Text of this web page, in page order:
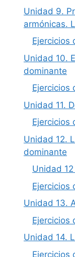
Unidad 9.
armónicas.
Ejercicios
Unidad 10.
dominante
Ejercicios
Unidad 11.
Ejercicios
Unidad 12.
dominante
Unidad
Ejercicios
Unidad 13.
Ejercicios
Unidad 14.
Ejercicios